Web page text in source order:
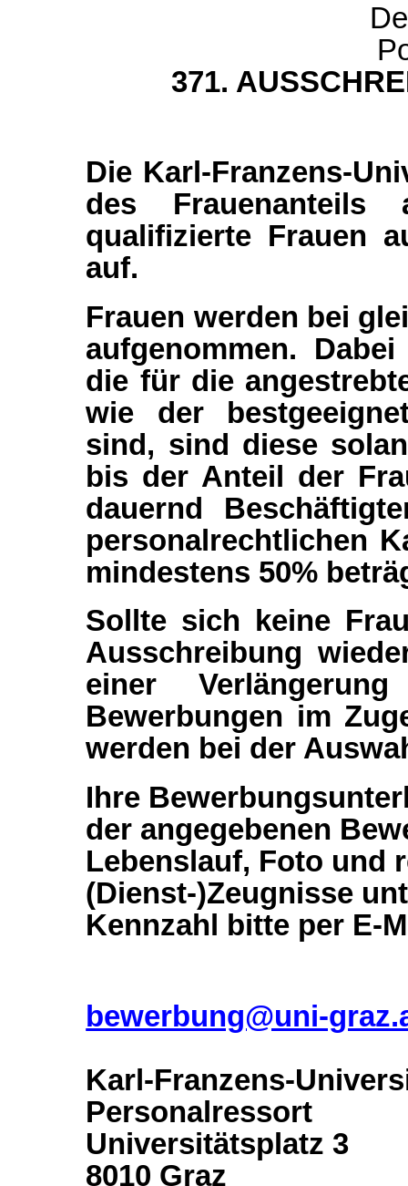
371.
Die Karl-Franzens-
des
qualifizierte Frauen
auf.
Frauen werden bei
aufgenommen.
die für die
wie der
sind, sind diese
bis der Anteil der
dauernd
personalrechtlichen
mindestens 50%
Sollte sich keine
Ausschreibung
einer
Bewerbungen im
werden bei der
Ihre
der angegebenen
Lebenslauf, Foto und
(Dienst-)Zeugnisse
Kennzahl bitte per E-
bewerbung@uni-
Karl-Franzens-
Personalressort
Universitätsplatz 3
8010 Graz